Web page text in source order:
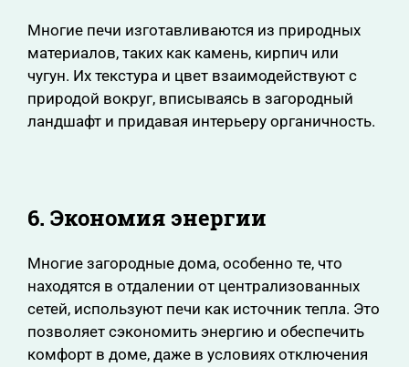
Многие печи изготавливаются из природных
материалов, таких как камень, кирпич или
чугун. Их текстура и цвет взаимодействуют с
природой вокруг, вписываясь в загородный
ландшафт и придавая интерьеру органичность.
6. Экономия энергии
Многие загородные дома, особенно те, что
находятся в отдалении от централизованных
сетей, используют печи как источник тепла. Это
позволяет сэкономить энергию и обеспечить
комфорт в доме, даже в условиях отключения